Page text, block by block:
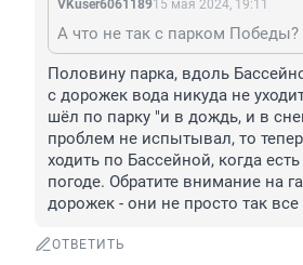
VKuser606118915 мая 2024, 19:11
Половину парка, вдоль
с дорожек вода никуда не
шёл по парку "и в дождь, и в
проблем не испытывал, то
ходить по Бассейной, когда
погоде. Обратите внимание на
дорожек - они не просто так
ОТВЕТИТЬ